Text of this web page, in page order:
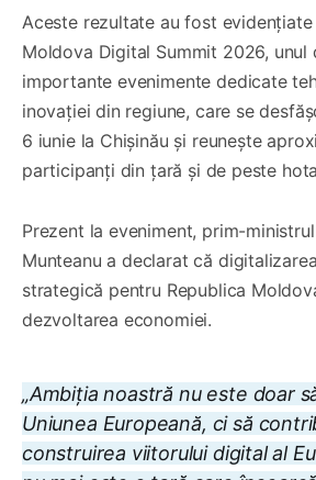
Aceste rezultate au fost
Moldova Digital Summit 2026, unul
importante evenimente dedicate
inovației din regiune, care se
6 iunie la Chișinău și reunește
participanți din țară și de peste
Prezent la eveniment, prim-
Munteanu a declarat că
strategică pentru Republica
dezvoltarea economiei.
„Ambiția noastră nu este doar
Uniunea Europeană, ci să
construirea viitorului digital al